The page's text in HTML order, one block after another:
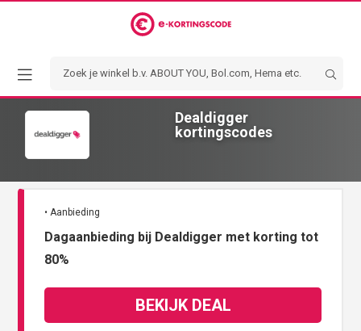
Dealdigger
kortingscodes
• Aanbieding
Dagaanbieding bij Dealdigger met korting tot
80%
BEKIJK DEAL